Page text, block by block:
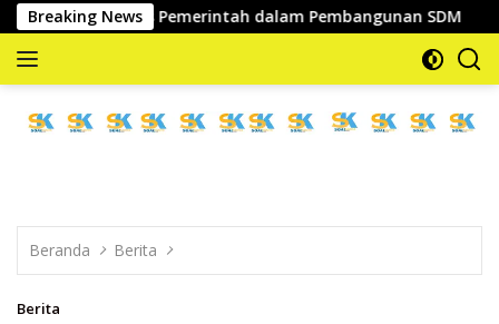
Langsung
ke
konten
Breaking News
Pemerintah dalam Pembangunan SDM Wabup
mengabarkan
Beranda Berita
Berita